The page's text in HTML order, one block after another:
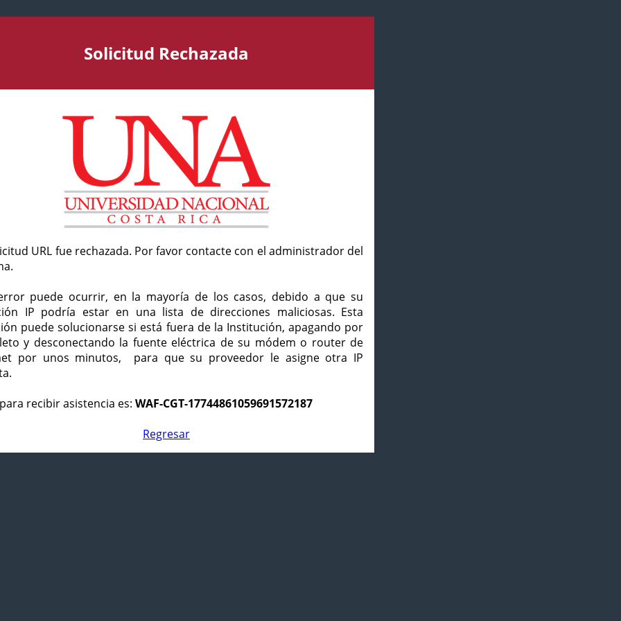
Solicitud Rechazada
URL fue rechazada. Por favor contacte con el administrador del
puede ocurrir, en la mayoría de los casos, debido a que su
IP podría estar en una lista de direcciones maliciosas. Esta
puede solucionarse si está fuera de la Institución, apagando por
y desconectando la fuente eléctrica de su módem o router de
por unos minutos, para que su proveedor le asigne otra IP
recibir asistencia es: WAF-CGT-17744861059691572187
Regresar